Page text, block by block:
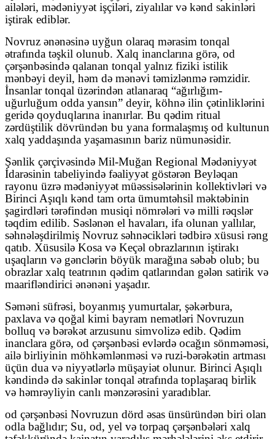
ailələri, mədəniyyət işçiləri, ziyalılar və kənd sakinləri
iştirak ediblər.
Novruz ənənəsinə uyğun olaraq mərasim tonqal
ətrafında təşkil olunub. Xalq inanclarına görə, od
çərşənbəsində qalanan tonqal yalnız fiziki istilik
mənbəyi deyil, həm də mənəvi təmizlənmə rəmzidir.
İnsanlar tonqal üzərindən atlanaraq “ağırlığım-
uğurluğum odda yansın” deyir, köhnə ilin çətinliklərini
geridə qoyduqlarına inanırlar. Bu qədim ritual
zərdüştilik dövründən bu yana formalaşmış od kultunun
xalq yaddaşında yaşamasının bariz nümunəsidir.
Şənlik çərçivəsində Mil-Muğan Regional Mədəniyyət
İdarəsinin tabeliyində fəaliyyət göstərən Beyləqan
rayonu üzrə mədəniyyət müəssisələrinin kollektivləri və
Birinci Aşıqlı kənd tam orta ümumtəhsil məktəbinin
şagirdləri tərəfindən musiqi nömrələri və milli rəqslər
təqdim edilib. Səslənən el havaları, ifa olunan yallılar,
səhnələşdirilmiş Novruz səhnəcikləri tədbirə xüsusi rəng
qatıb. Xüsusilə Kosa və Keçəl obrazlarının iştirakı
uşaqların və gənclərin böyük marağına səbəb olub; bu
obrazlar xalq teatrının qədim qatlarından gələn satirik və
maarifləndirici ənənəni yaşadır.
Səməni süfrəsi, boyanmış yumurtalar, şəkərbura,
paxlava və qoğal kimi bayram nemətləri Novruzun
bolluq və bərəkət arzusunu simvolizə edib. Qədim
inanclara görə, od çərşənbəsi evlərdə ocağın sönməməsi,
ailə birliyinin möhkəmlənməsi və ruzi-bərəkətin artması
üçün dua və niyyətlərlə müşayiət olunur. Birinci Aşıqlı
kəndində də sakinlər tonqal ətrafında toplaşaraq birlik
və həmrəyliyin canlı mənzərəsini yaradıblar.
od çərşənbəsi Novruzun dörd əsas ünsüründən biri olan
odla bağlıdır; Su, od, yel və torpaq çərşənbələri xalq